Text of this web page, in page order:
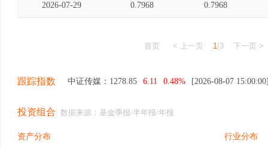
2026-07-29 0.7968 0.7968
首页 < 上一页 1/3 下一页 >
跟踪指数 中证传媒： 1278.85 6.11 0.48% [2026-08-07
投资组合 数据来源：基金季报/半年报/年报
资产分布 行业分布